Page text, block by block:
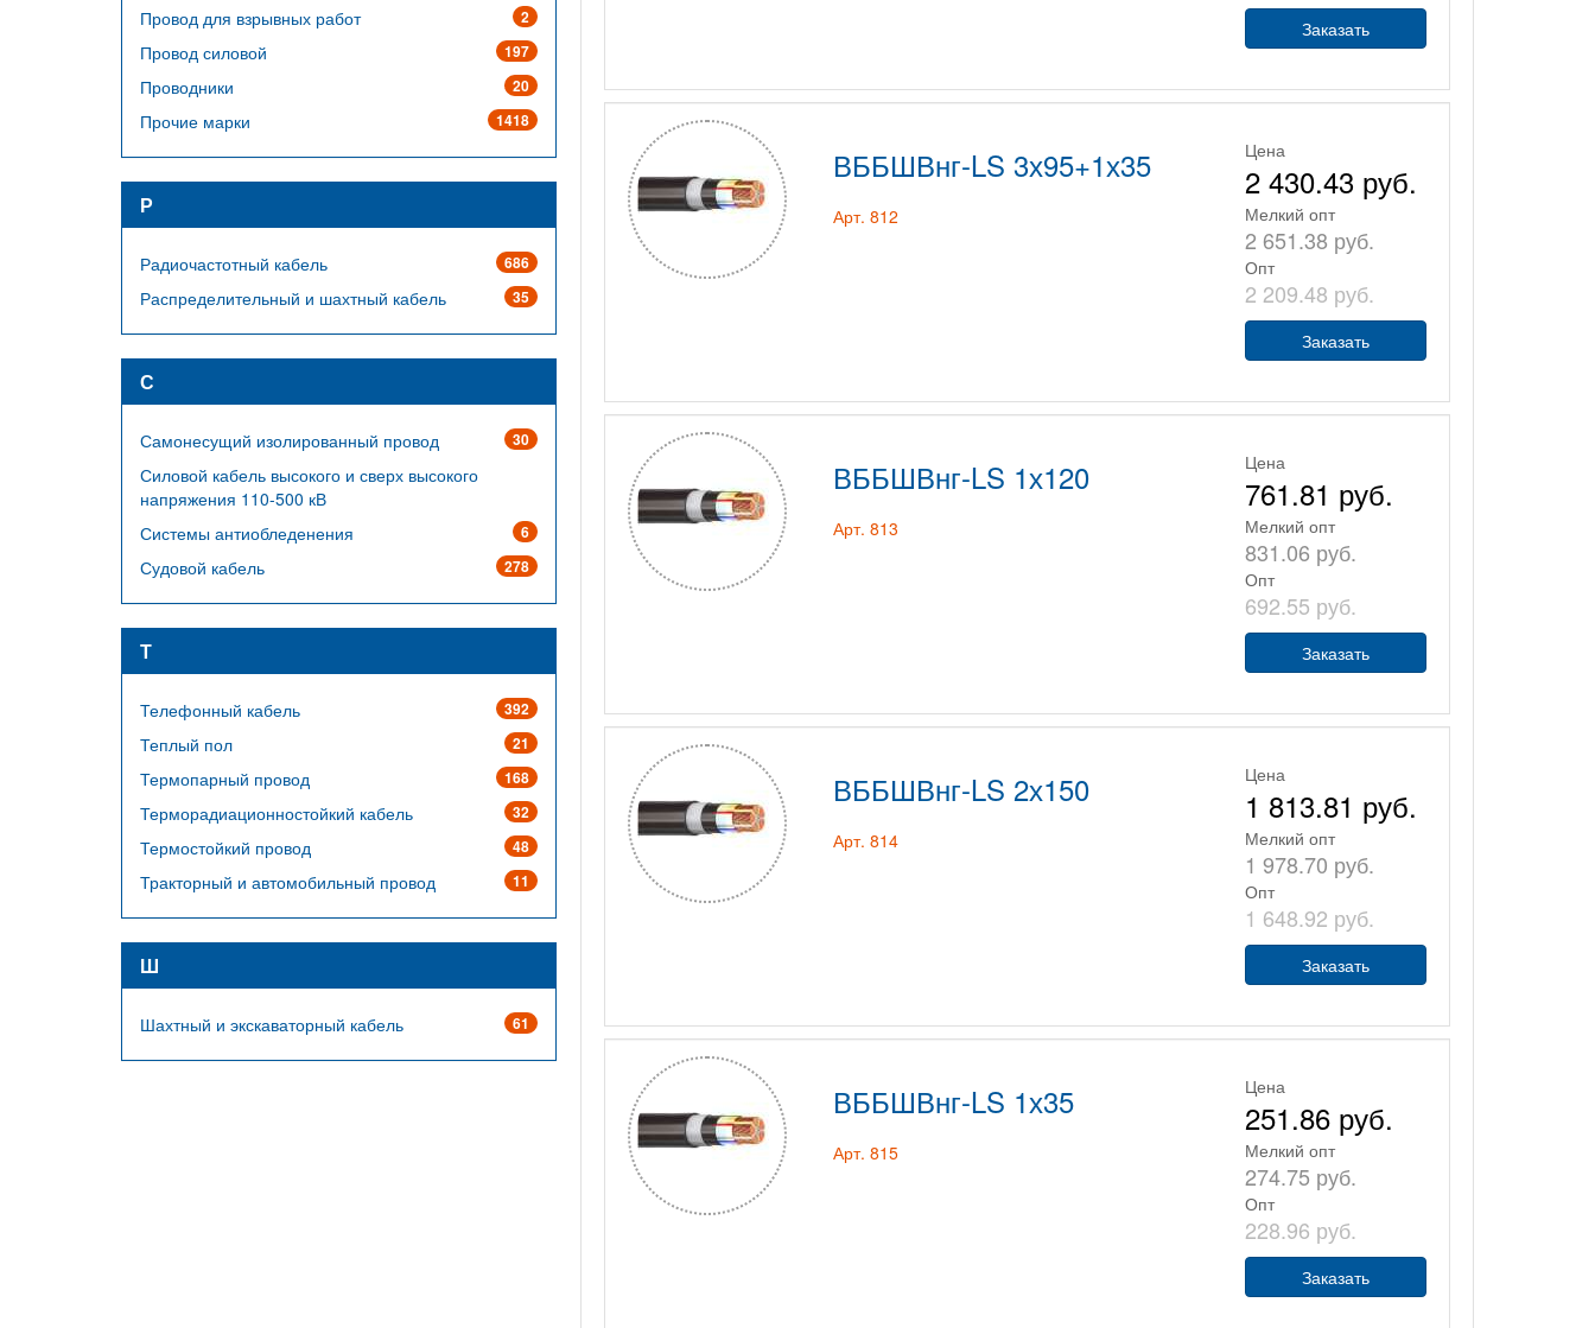
2
Провод для взрывных работ
197
Провод силовой
20
Проводники
1418
Прочие марки
Р
686
Радиочастотный кабель
35
Распределительный и шахтный кабель
С
30
Самонесущий изолированный провод
Силовой кабель высокого и сверх высокого
напряжения 110-500 кВ
6
Системы антиобледенения
278
Судовой кабель
Т
392
Телефонный кабель
21
Теплый пол
168
Термопарный провод
32
Терморадиационностойкий кабель
48
Термостойкий провод
11
Тракторный и автомобильный провод
Ш
61
Шахтный и экскаваторный кабель
Заказать
ВББШВнг-LS 3х95+1х35
Арт. 812
Цена
2 430.43 руб.
Мелкий опт
2 651.38 руб.
Опт
2 209.48 руб.
Заказать
ВББШВнг-LS 1х120
Арт. 813
Цена
761.81 руб.
Мелкий опт
831.06 руб.
Опт
692.55 руб.
Заказать
ВББШВнг-LS 2х150
Арт. 814
Цена
1 813.81 руб.
Мелкий опт
1 978.70 руб.
Опт
1 648.92 руб.
Заказать
ВББШВнг-LS 1х35
Арт. 815
Цена
251.86 руб.
Мелкий опт
274.75 руб.
Опт
228.96 руб.
Заказать